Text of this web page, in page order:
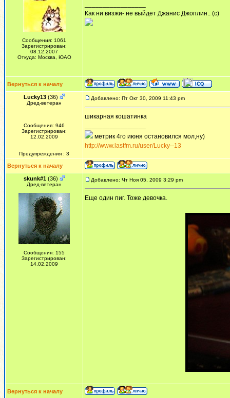
Сообщения: 1061
Зарегистрирован:
08.12.2007
Откуда: Москва, ЮАО
Как ни визжи- не выйдет Джанис Джоплин.. (с)
Вернуться к началу
Lucky13(36)
Дред-ветеран
Сообщения: 946
Зарегистрирован:
12.02.2009
Предупреждения : 3
Добавлено: Пт Окт 30, 2009 11:43 pm
шикарная кошатинка
метрик 4го июня остановился мол,ну)
http://www.lastfm.ru/user/Lucky--13
Вернуться к началу
skunk#1(36)
Дред-ветеран
Сообщения: 155
Зарегистрирован:
14.02.2009
Добавлено: Чт Ноя 05, 2009 3:29 pm
Еще один пиг. Тоже девочка.
Вернуться к началу